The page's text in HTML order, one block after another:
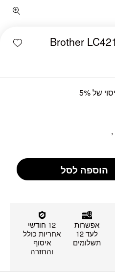
,
הוספה לסל
אפשרות
לעד 12
תשלומים
12 חודשי
אחריות כולל
איסוף
והחזרה